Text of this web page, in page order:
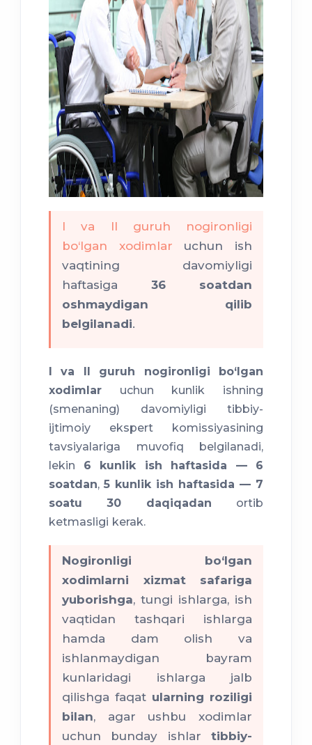
I va II guruh nogironligi
bo‘lgan xodimlar uchun ish
vaqtining davomiyligi
haftasiga 36 soatdan
oshmaydigan qilib
belgilanadi.
I va II guruh nogironligi bo‘lgan
xodimlar uchun kunlik ishning
(smenaning) davomiyligi tibbiy-
ijtimoiy ekspert komissiyasining
tavsiyalariga muvofiq belgilanadi,
lekin 6 kunlik ish haftasida — 6
soatdan, 5 kunlik ish haftasida — 7
soatu 30 daqiqadan ortib
ketmasligi kerak.
Nogironligi bo‘lgan
xodimlarni xizmat safariga
yuborishga, tungi ishlarga, ish
vaqtidan tashqari ishlarga
hamda dam olish va
ishlanmaydigan bayram
kunlaridagi ishlarga jalb
qilishga faqat ularning roziligi
bilan, agar ushbu xodimlar
uchun bunday ishlar tibbiy-